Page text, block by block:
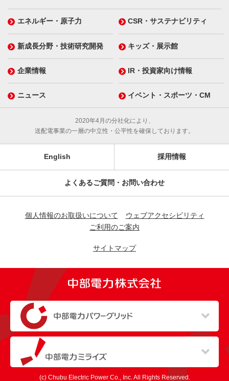
エネルギー・原子力 CSR・サステナビリティ
新成長分野・技術研究開発 キッズ・展示館
企業情報 IR・投資家向け情報
ニュース イベント・スポーツ・CM
2020年4月の分社化により、
送配電事業の一層の中立性・公平性を確保しております。
English 採用情報
よくあるご質問・お問い合わせ
個人情報のお取扱いについて
ウェブアクセシビリティ
ご利用のご案内
サイトマップ
（新しいウィンドウを開きます）
（新しいウィンドウを開きます）
(c) Chubu Electric Power Co., Inc. All Rights Reserved.